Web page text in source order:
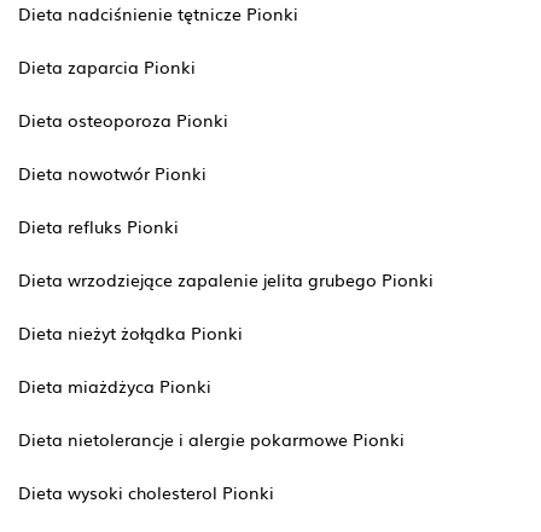
Dieta nadciśnienie tętnicze Pionki
Dieta zaparcia Pionki
Dieta osteoporoza Pionki
Dieta nowotwór Pionki
Dieta refluks Pionki
Dieta wrzodziejące zapalenie jelita grubego Pionki
Dieta nieżyt żołądka Pionki
Dieta miażdżyca Pionki
Dieta nietolerancje i alergie pokarmowe Pionki
Dieta wysoki cholesterol Pionki